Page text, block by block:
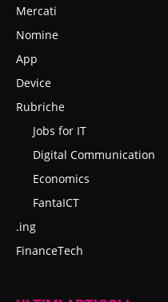
Mercati
Nomine
App
Device
Rubriche
Jobs for IT
Digital Communication
Economics
FantaICT
.ing
FinanceTech